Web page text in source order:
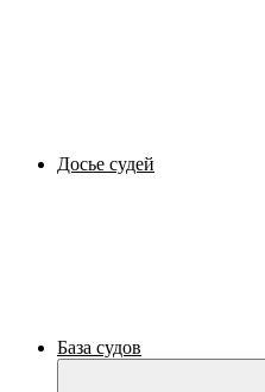
Досье судей
База судов